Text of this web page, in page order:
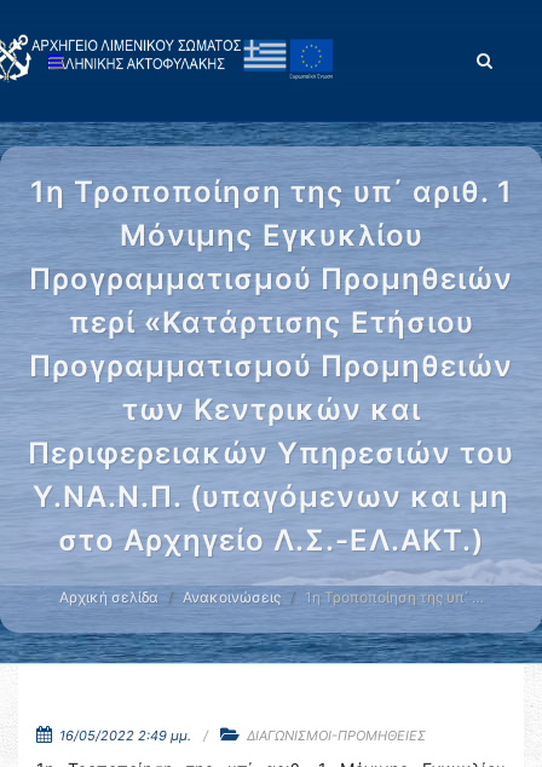
1η Τροποποίηση της υπ΄ αριθ. 1
Μόνιμης Εγκυκλίου
Προγραμματισμού Προμηθειών
περί «Κατάρτισης Ετήσιου
Προγραμματισμού Προμηθειών
των Κεντρικών και
Περιφερειακών Υπηρεσιών του
Υ.ΝΑ.Ν.Π. (υπαγόμενων και μη
στο Αρχηγείο Λ.Σ.-ΕΛ.ΑΚΤ.)
Αρχική σελίδα Ανακοινώσεις 1η Τροποποίηση της υπ΄ …
16/05/2022 2:49 μμ. ΔΙΑΓΩΝΙΣΜΟΙ-ΠΡΟΜΗΘΕΙΕΣ